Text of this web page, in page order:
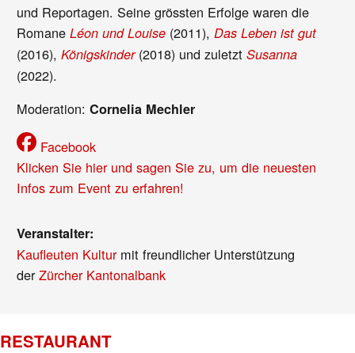
und Reportagen. Seine grössten Erfolge waren die
RomaneLéon und Louise (2011),Das Leben ist gut
(2016),Königskinder(2018) und zuletztSusanna
(2022).
Moderation:Cornelia Mechler
Facebook
Klicken Sie hier und sagen Sie zu, um die neuesten
Infos zum Event zu erfahren!
Veranstalter:
Kaufleuten Kulturmit freundlicher Unterstützung
derZürcher Kantonalbank
RESTAURANT